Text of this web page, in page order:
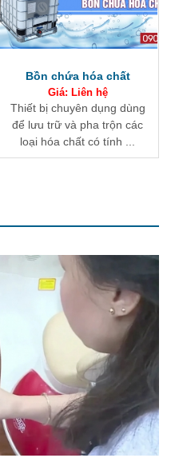
Tháp oxy hóa
Giá: Liên hệ
Tháp oxy hóa là thiết bị đưa
oxy từ không khí vào nước
để chuyển hóa sắt ...
xử lý nước thải
thải là hệ thống tích hợp
nghệ xử lý nước thải
xử lý nước thải, bể lắng
mềm nước cứng
thiết yếu cho mọi hoạt động
ứng dụng vật liệu mang vi
liệu sinh học tổng hợp xốp,